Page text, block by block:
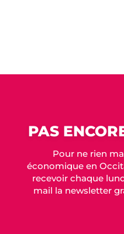
PAS
Pour ne rien
économique en
recevoir chaque
mail la newsletter